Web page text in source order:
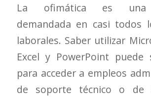
La ofimática es una
demandada en casi todos
laborales. Saber utilizar
Excel y PowerPoint
para acceder a empleos
de soporte técnico o de